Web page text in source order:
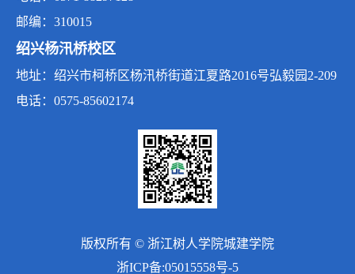
邮编：310015
绍兴杨汛桥校区
地址：绍兴市柯桥区杨汛桥街道江夏路2016号弘毅园2-209
电话：0575-85602174
版权所有 © 浙江树人学院城建学院
浙ICP备:05015558号-5